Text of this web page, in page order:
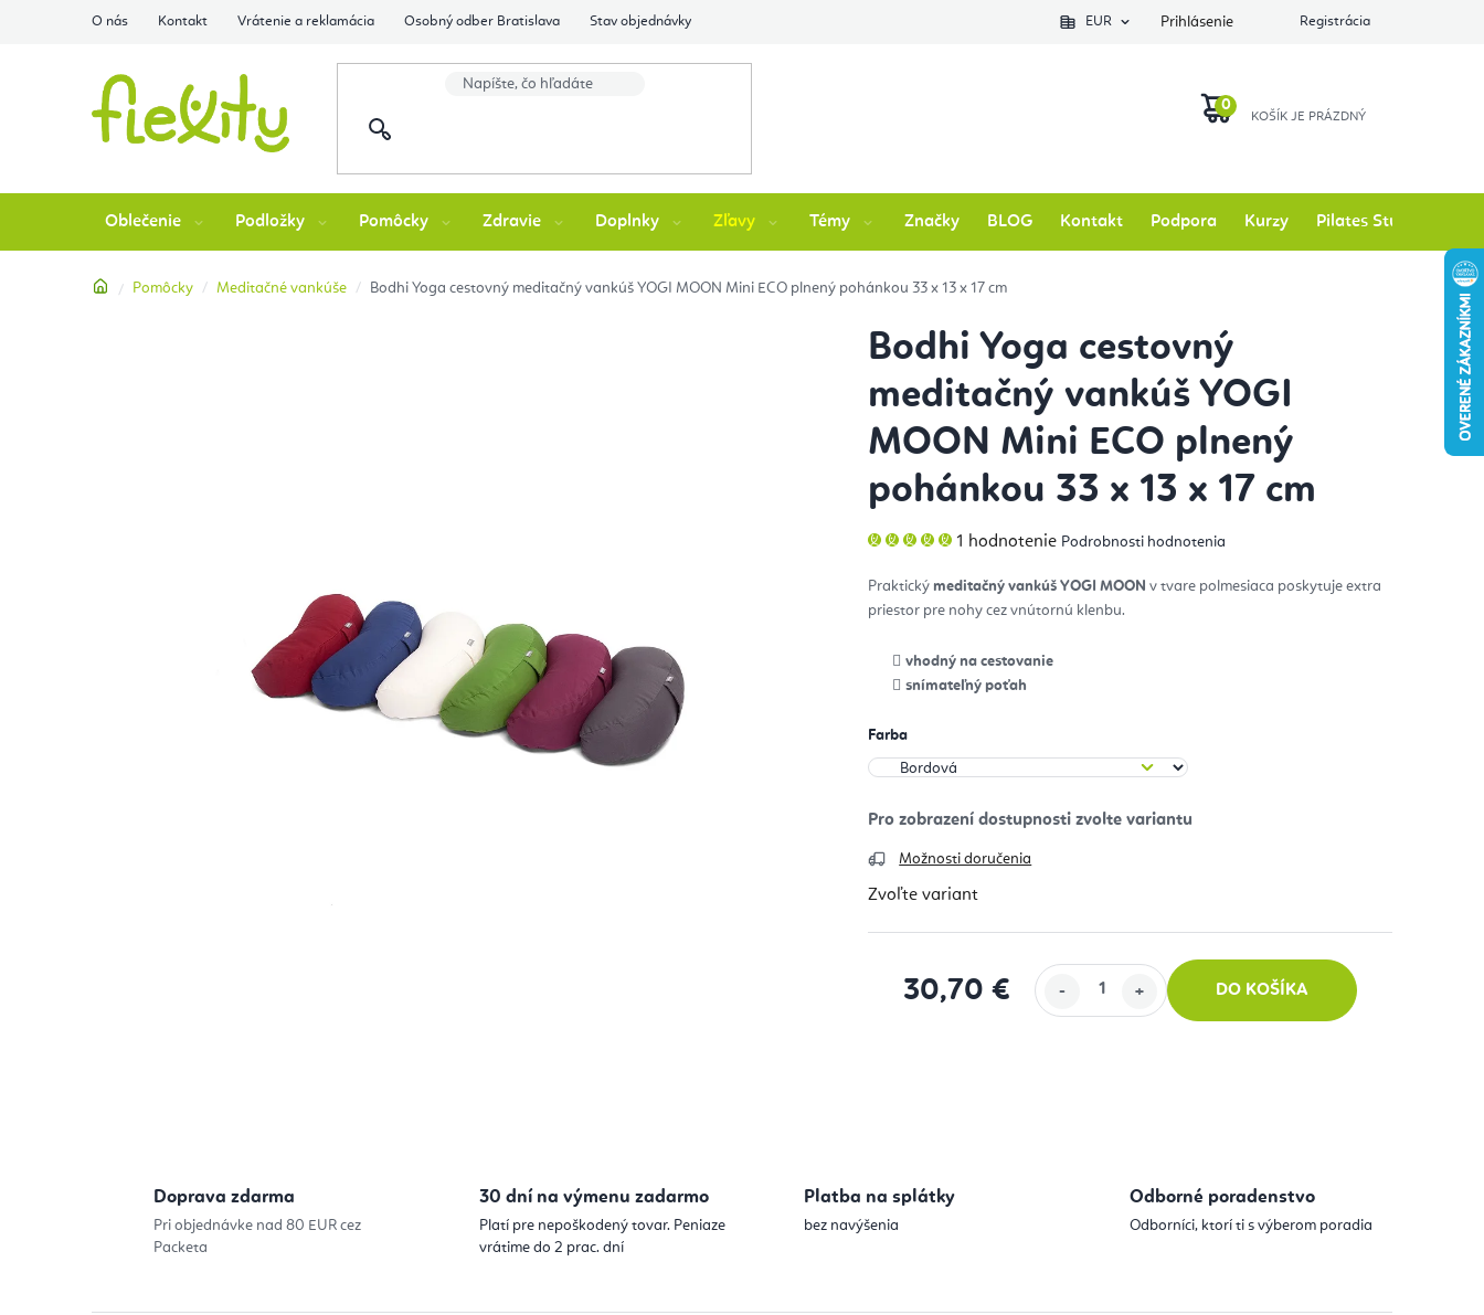
O nás Kontakt Vrátenie a reklamácia Osobný odber Bratislava Stav objednávky EUR Prihlásenie Registrácia
KOŠÍK
Oblečenie Podložky Pomôcky Zdravie Doplnky Zľavy Témy Značky BLOG Kontakt Podpora Kurzy Pilates Studio
DomovPomôcky Meditačné vankúše Bodhi Yoga cestovný meditačný vankúš YOGI MOON Mini ECO plnený pohánkou 33 x 13 x 17 cm
Bodhi Yoga cestovný
meditačný vankúš YOGI
MOON Mini ECO plnený
pohánkou 33 x 13 x 17 cm
Priemerné
hodnotenie
5,0
5
1 hodnotenie Podrobnosti hodnotenia
Praktický meditačný vankúš YOGI MOON v tvare polmesiaca poskytuje extra
priestor pre nohy cez vnútornú klenbu.
vhodný na cestovanie
snímateľný poťah
Farba
Možnosti doručenia
Zvoľte variant
30,70 € DO KOŠÍKA
Doprava zdarma
Pri objednávke nad 80 EUR cez
Packeta
30 dní na výmenu zadarmo
Platí pre nepoškodený tovar. Peniaze
vrátime do 2 prac. dní
Platba na splátky
bez navýšenia
Odborné poradenstvo
Odborníci, ktorí ti s výberom poradia